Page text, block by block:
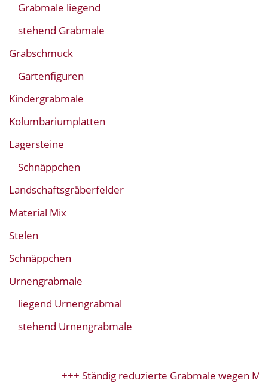
Grabmale liegend
stehend Grabmale
Grabschmuck
Gartenfiguren
Kindergrabmale
Kolumbariumplatten
Lagersteine
Schnäppchen
Landschaftsgräberfelder
Material Mix
Stelen
Schnäppchen
Urnengrabmale
liegend Urnengrabmal
stehend Urnengrabmale
+++ Ständig reduzierte Grabmale wegen